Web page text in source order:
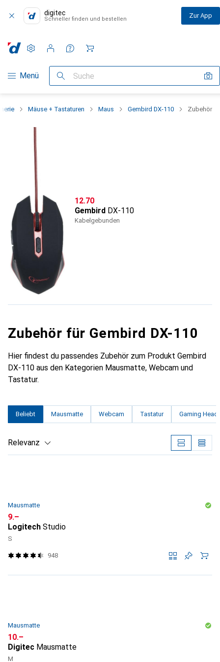
digitec
Schneller finden und bestellen Zur App
Navigation nach Kategorien
Menü Suche
Einstellungen
Kundenkonto
Vergleichslisten
Merklisten
Warenkorb
Mäuse + Tastaturen Maus Gembird DX-110 Zubehör
CHF
12.70
Gembird DX-110
Kabelgebunden
Zubehör für Gembird DX-110
Hier findest du passendes Zubehör zum Produkt Gembird
DX-110 aus den Kategorien Mausmatte, Webcam und
Tastatur.
Beliebt Mausmatte Webcam Tastatur Gaming
Relevanz
Mausmatte
CHF
9.–
Logitech Studio
S
948
Mausmatte
CHF
10.–
Digitec Mausmatte
M